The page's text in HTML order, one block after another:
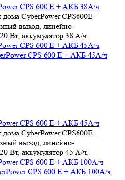
CPS 600 E + АКБ 38А/ч
CyberPower CPS600E -
выход, линейно-
Вт, аккумулятор 38 А/ч.
CPS 600 E + АКБ 45А/ч
CPS 600 E + АКБ 45А/ч
CyberPower CPS600E -
выход, линейно-
Вт, аккумулятор 45 А/ч.
CPS 600 E + АКБ 100А/ч